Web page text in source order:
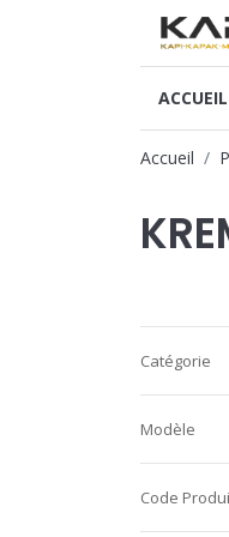
ACCUEIL
Accueil
Catégorie
Modèle
Code